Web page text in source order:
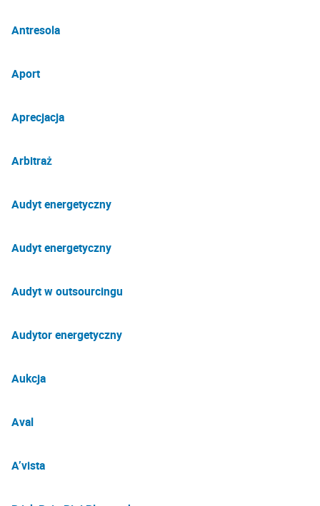
Antresola
Aport
Aprecjacja
Arbitraż
Audyt energetyczny
Audyt energetyczny
Audyt w outsourcingu
Audytor energetyczny
Aukcja
Aval
A’vista